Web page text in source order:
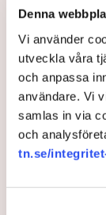
Denna
Vi använder
utveckla våra
och anpassa
användare. Vi
samlas in via
och
tn.se/
livskraftiga
Skattanstånden
Bedömning var
under perioden
beräkningar blir
Skatteverkets
kronor av de